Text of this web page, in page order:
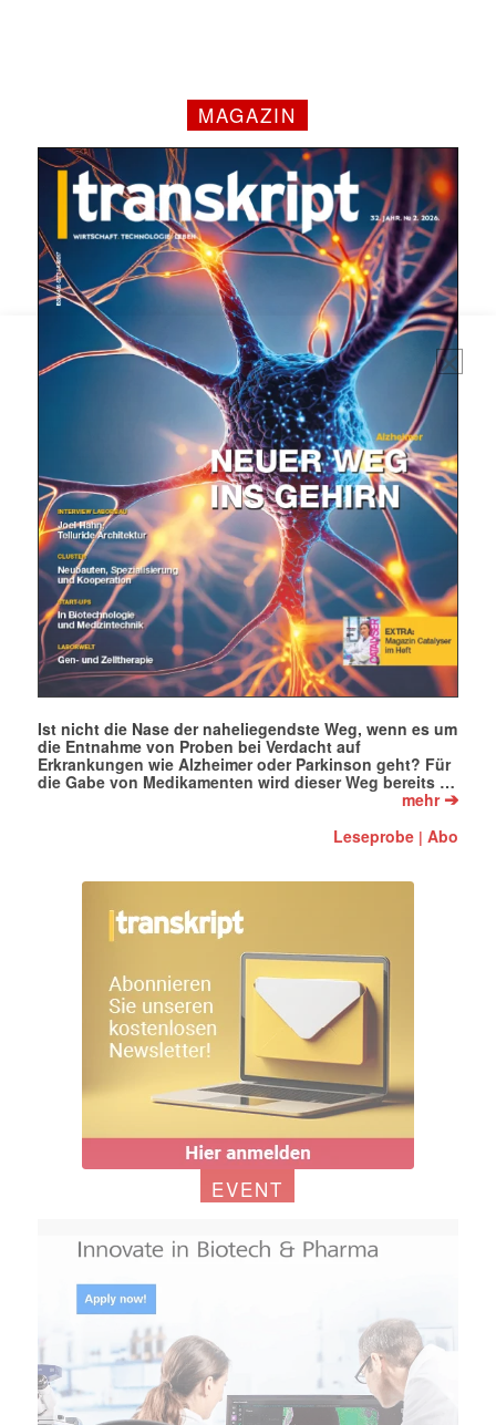
Mit dem |transkript-Newsletter
jede Woche aktuell informiert.
E-
(erforderlich)
MAGAZIN
Ist nicht die Nase der naheliegendste Weg, wenn es um
die Entnahme von Proben bei Verdacht auf
Erkrankungen wie Alzheimer oder Parkinson geht? Für
die Gabe von Medikamenten wird dieser Weg bereits …
mehr➔
Leseprobe |Abo
EVENT